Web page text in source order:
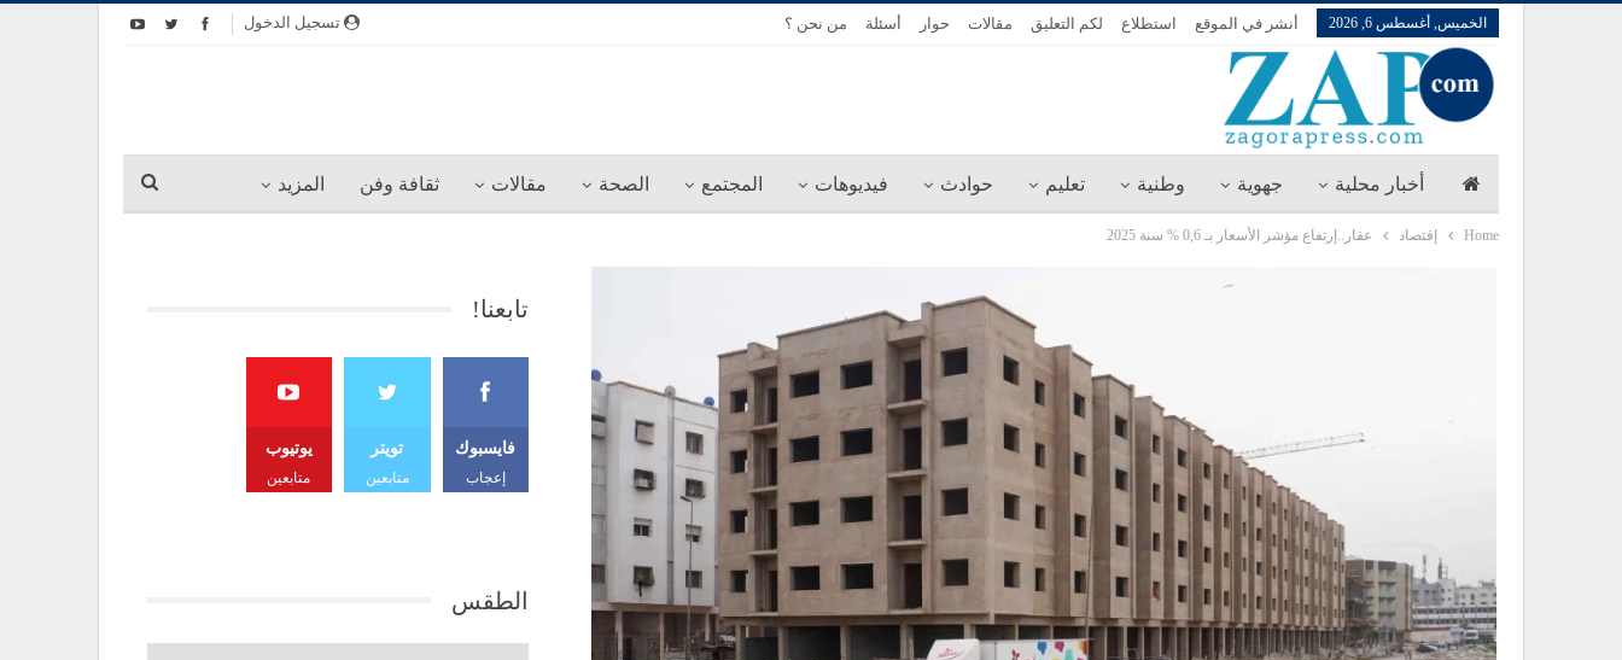
تسجيل الدخول الخميس, أغسطس 6, 2026 أنشر في الموقع استطلاع لكم التعليق مقالات حوار أسئلة من نحن ؟
أخبار محلية جهوية وطنية تعليم حوادث فيديوهات المجتمع الصحة مقالات ثقافة وفن المزيد
Home إقتصاد عقار..إرتفاع مؤشر الأسعار بـ 0,6 % سنة 2025
تابعنا!
فايسبوك
إعجاب
تويتر
متابعين
يوتيوب
متابعين
الطقس